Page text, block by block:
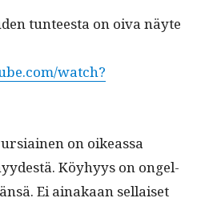
tun­teesta on oiva näyte
watch?
on oike­as­sa
Köy­hyys on ongel­
Ei ainakaan sel­l­aiset